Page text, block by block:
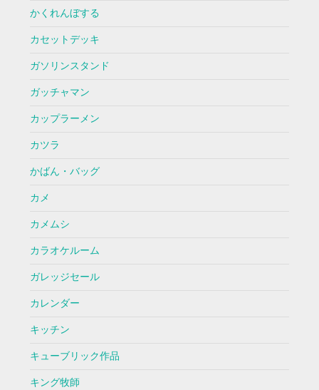
かくれんぼする
カセットデッキ
ガソリンスタンド
ガッチャマン
カップラーメン
カツラ
かばん・バッグ
カメ
カメムシ
カラオケルーム
ガレッジセール
カレンダー
キッチン
キューブリック作品
キング牧師